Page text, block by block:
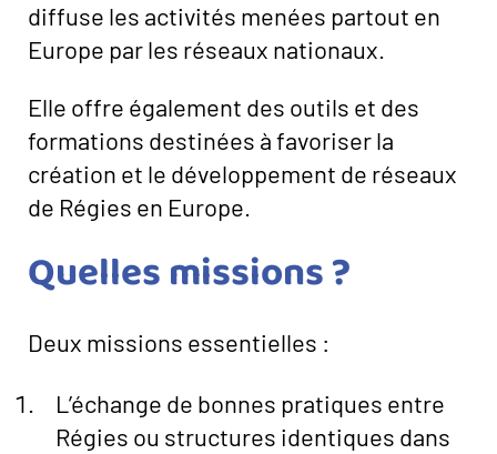
diffuse les activités menées partout en
Europe par les réseaux nationaux.
Elle offre également des outils et des
formations destinées à favoriser la
création et le développement de réseaux
de Régies en Europe.
Quelles missions ?
Deux missions essentielles :
L’échange de bonnes pratiques entre
Régies ou structures identiques dans